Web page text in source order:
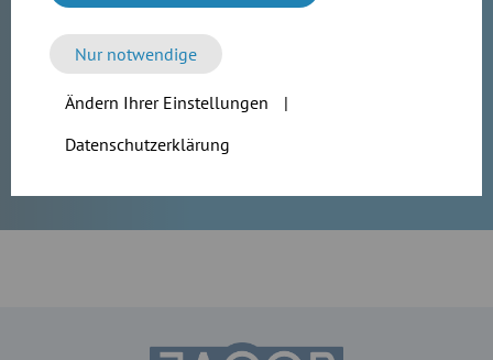
Nur notwendige
Ändern Ihrer Einstellungen
|
Datenschutzerklärung
Österreich
Schweiz